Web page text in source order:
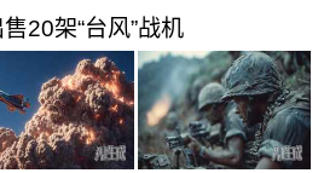
20架“台风”战机